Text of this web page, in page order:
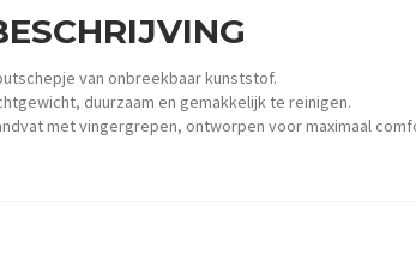
van onbreekbaar kunststof.
duurzaam en gemakkelijk te reinigen.
met vingergrepen, ontworpen voor maximaal